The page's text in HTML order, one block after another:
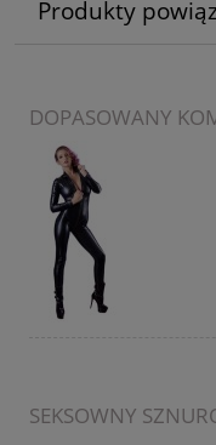
Produkty
DOPASOWANY
SEKSOWNY